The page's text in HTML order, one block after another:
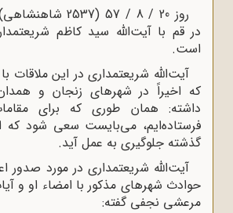
روز 20 / 8 / 57
در قم با آیت‌الله سید کاظم
است.
آیت‌الله شریعتمدارى در این ملاقات
که اخیراً در شهرهاى زنجان و
داشته: همان طوری که براى
فرستاده‌ایم، می‌بایست سعى شود
گذشته جلوگیرى به عمل آید.
آیت‌الله شریعتمدارى در مورد صدور
حوادث شهرهاى مذکور با امضاء او و
مرعشى نجفى گفته: